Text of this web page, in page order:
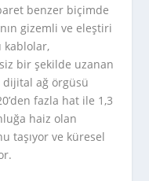
benzer biçimde
gizemli ve eleştiri
kablolar,
bir şekilde uzanan
dijital ağ örgüsü
fazla hat ile 1,3
haiz olan
taşıyor ve küresel